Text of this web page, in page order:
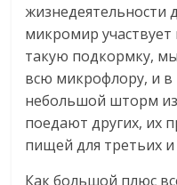
жизнедеятельности
микромир участвует
такую подкормку,
всю микрофлору, и в
небольшой шторм
поедают других, их
пищей для третьих
Как большой плюс